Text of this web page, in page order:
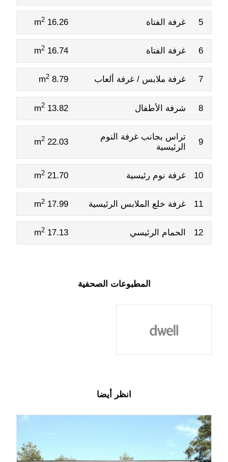
5 غرفة الفتاة 16.26 m
2
6 غرفة الفتاة 16.74 m
2
7 غرفة ملابس / غرفة ألعاب 8.79 m
2
8 شرفة الأطفال 13.82 m
2
9
تراس بجانب غرفة النوم
الرئيسية
22.03 m
2
10 غرفة نوم رئيسية 21.70 m
2
11 غرفة خلع الملابس الرئيسية 17.99 m
2
12 الحمام الرئيسي 17.13 m
2
المطبوعات الصحفية
انظر أيضا